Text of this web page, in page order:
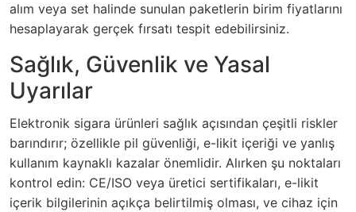
alım veya set halinde sunulan paketlerin birim fiyatlarını
hesaplayarak gerçek fırsatı tespit edebilirsiniz.
Sağlık, Güvenlik ve Yasal
Uyarılar
Elektronik sigara ürünleri sağlık açısından çeşitli riskler
barındırır; özellikle pil güvenliği, e-likit içeriği ve yanlış
kullanım kaynaklı kazalar önemlidir. Alırken şu noktaları
kontrol edin: CE/ISO veya üretici sertifikaları, e-likit
içerik bilgilerinin açıkça belirtilmiş olması, ve cihaz için